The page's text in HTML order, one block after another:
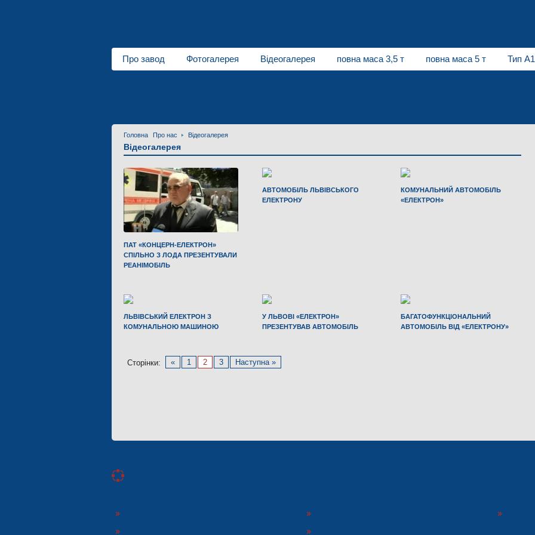
Про завод Фотогалерея
Відеогалерея
повна маса 3,5 т
повна маса 5 т
Тип А1
Головна Про нас Відеогалерея
Відеогалерея
ПАТ «КОНЦЕРН-ЕЛЕКТРОН»
СПІЛЬНО З ЛОДА ПРЕЗЕНТУВАЛИ
РЕАНІМОБІЛЬ
АВТОМОБІЛЬ ЛЬВІВСЬКОГО
ЕЛЕКТРОНУ
КОМУНАЛЬНИЙ АВТОМОБІЛЬ
«ЕЛЕКТРОН»
ЛЬВІВСЬКИЙ ЕЛЕКТРОН З
КОМУНАЛЬНОЮ МАШИНОЮ
У ЛЬВОВІ «ЕЛЕКТРОН»
ПРЕЗЕНТУВАВ АВТОМОБІЛЬ
БАГАТОФУНКЦІОНАЛЬНИЙ
АВТОМОБІЛЬ ВІД «ЕЛЕКТРОНУ»
Сторінки: « 1 2 3 Наступна »